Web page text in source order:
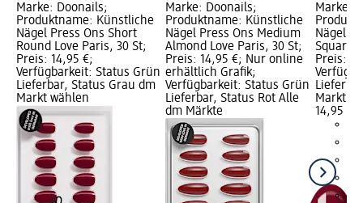
Marke: Doonails;
Produktname: Künstliche
Nägel Press Ons Short
Round Love Paris, 30 St;
Preis: 14,95 €;
Verfügbarkeit: Status Grün
Lieferbar, Status Grau dm
Markt wählen
Marke: Doonails;
Produktname: Künstliche
Nägel Press Ons Medium
Almond Love Paris, 30 St;
Preis: 14,95 €; Nur online
erhältlich Grafik;
Verfügbarkeit: Status Grün
Lieferbar, Status Rot Alle
dm Märkte
Marke:
Nägel
Square
Preis:
Markt
14,95 €